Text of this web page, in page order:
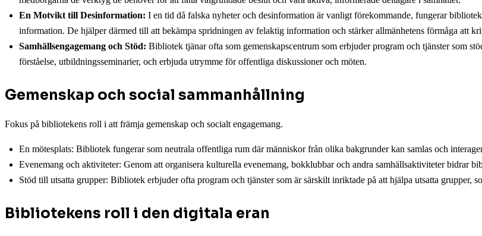
En Motvikt till Desinformation: I en tid då falska nyheter och desinformation är vanligt förekommande, fungerar
information. De hjälper därmed till att bekämpa spridningen av felaktig information och stärker allmänhetens förmåga att
Samhällsengagemang och Stöd: Bibliotek tjänar ofta som gemenskapscentrum som erbjuder program och tjänster som
förståelse, utbildningsseminarier, och erbjuda utrymme för offentliga diskussioner och möten.
Gemenskap och social sammanhållning
Fokus på bibliotekens roll i att främja gemenskap och socialt engagemang.
En mötesplats: Bibliotek fungerar som neutrala offentliga rum där människor från olika bakgrunder kan samlas och
Evenemang och aktiviteter: Genom att organisera kulturella evenemang, bokklubbar och andra samhällsaktiviteter bidrar
Stöd till utsatta grupper: Bibliotek erbjuder ofta program och tjänster som är särskilt inriktade på att hjälpa utsatta grupper,
Bibliotekens roll i den digitala eran